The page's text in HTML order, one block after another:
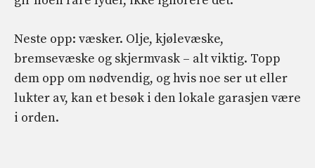
Neste opp: væsker. Olje, kjølevæske,
bremsevæske og skjermvask – alt viktig. Topp
dem opp om nødvendig, og hvis noe ser ut eller
lukter av, kan et besøk i den lokale garasjen være
i orden.